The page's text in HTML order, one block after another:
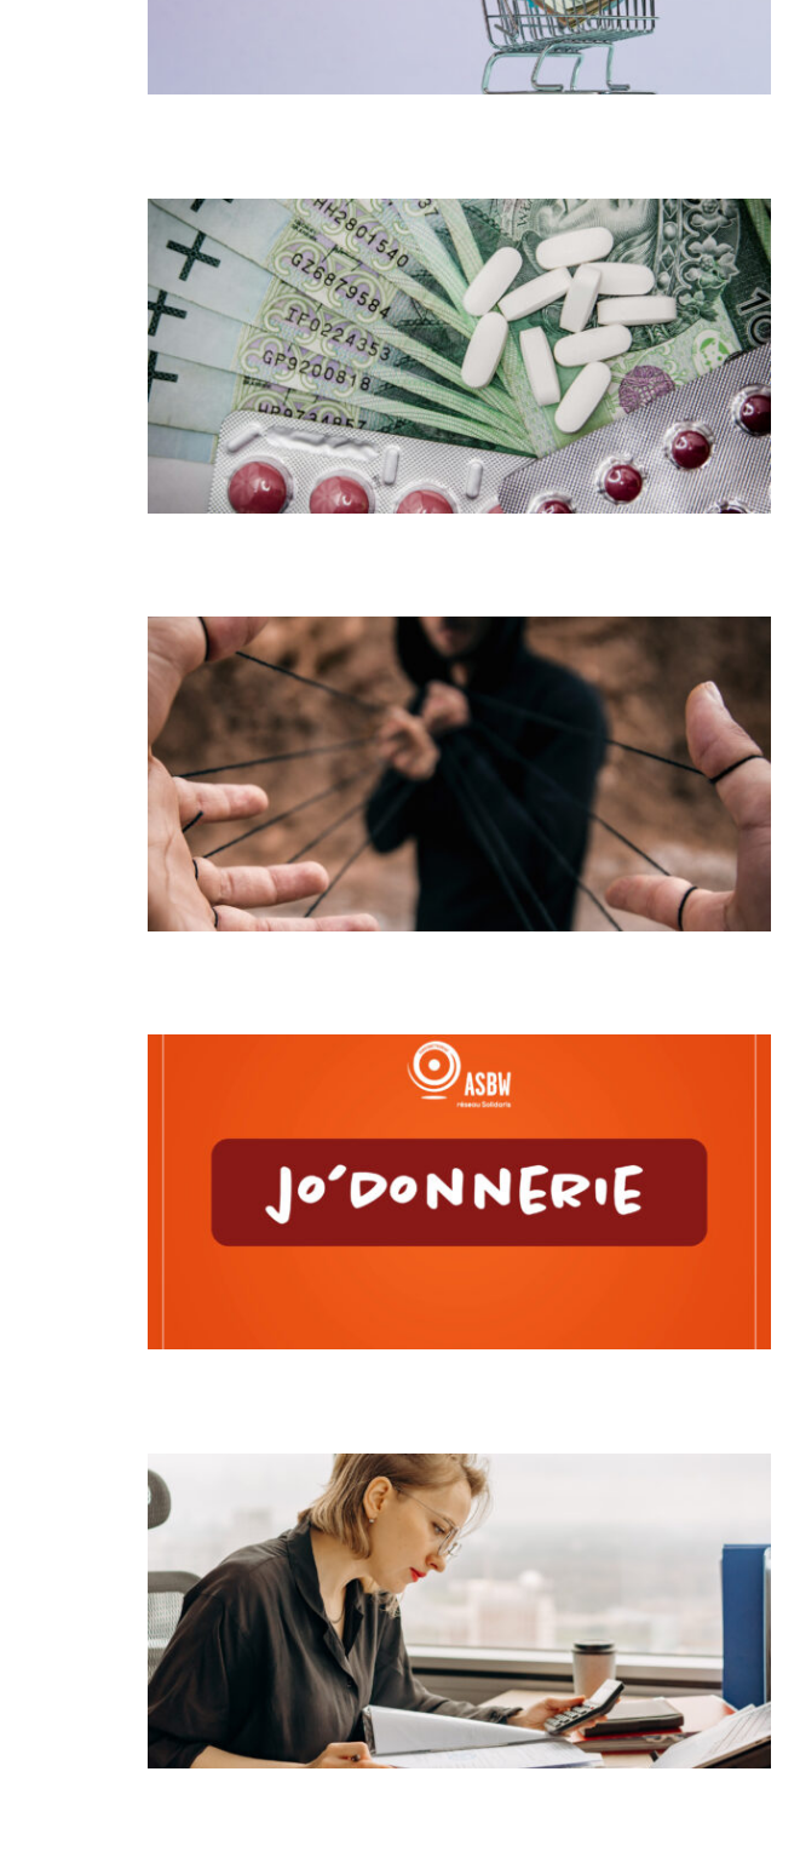
Santé, comment réduire sa facture ?
Les arnaques, les repérer et s’en protéger
La Jo’donnerie de l’ASBW
Actions Sociales du Brabant wallon (ASBW)